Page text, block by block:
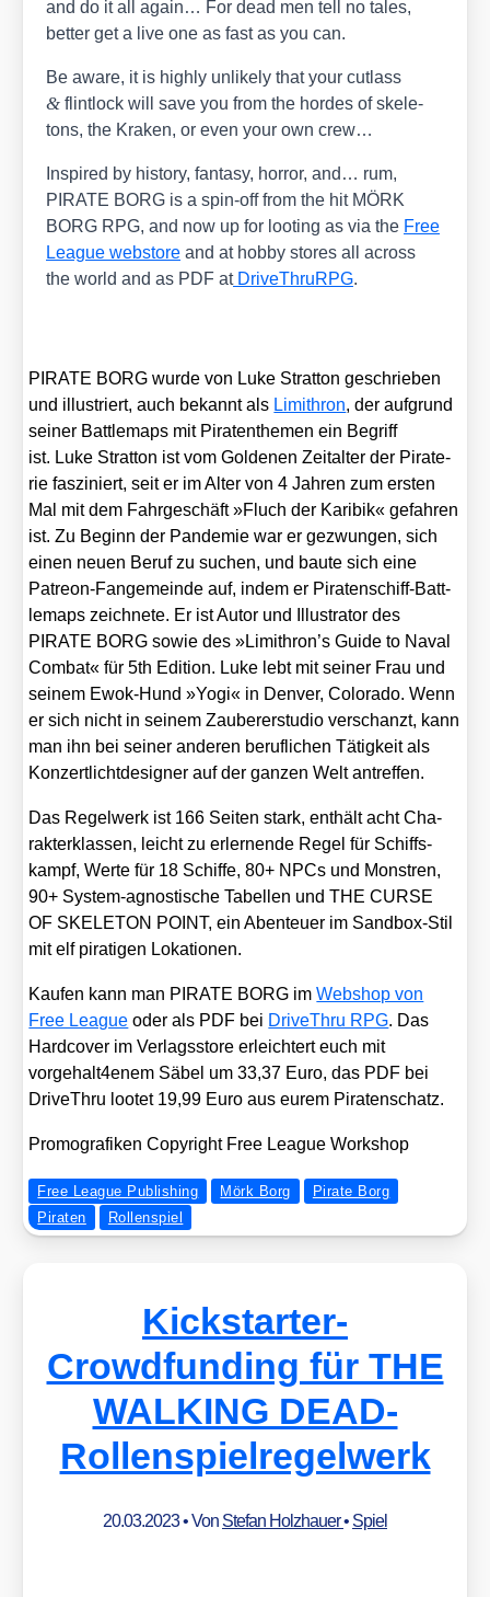
and do it all again… For dead men tell no tales,
bet­ter get a live one as fast as you can.
Be awa­re, it is high­ly unli­kely that your cut­lass
& flint­lock will save you from the hor­des of ske­le­
tons, the Kra­ken, or even your own crew…
Inspi­red by histo­ry, fan­ta­sy, hor­ror, and… rum,
PIRATE BORG is a spin-off from the hit MÖRK
BORG RPG, and now up for loo­ting as via the Free
League webs­to­re and at hob­by stores all across
the world and as PDF atDri­ve­Thr­uRPG.
PIRATE BORG wur­de von Luke Strat­ton geschrie­ben
und illus­triert, auch bekannt als Limi­thron, der auf­grund
sei­ner Batt­le­maps mit Pira­ten­the­men ein Begriff
ist. Luke Strat­ton ist vom Gol­de­nen Zeit­al­ter der Pira­te­
rie fas­zi­niert, seit er im Alter von 4 Jah­ren zum ers­ten
Mal mit dem Fahr­ge­schäft »Fluch der Kari­bik« gefah­ren
ist. Zu Beginn der Pan­de­mie war er gezwun­gen, sich
einen neu­en Beruf zu suchen, und bau­te sich eine
Patre­on-Fan­ge­mein­de auf, indem er Pira­ten­schiff-Batt­
le­maps zeich­ne­te. Er ist Autor und Illus­tra­tor des
PIRATE BORG sowie des »Limithron’s Gui­de to Naval
Com­bat« für 5th Edi­ti­on. Luke lebt mit sei­ner Frau und
sei­nem Ewok-Hund »Yogi« in Den­ver, Colo­ra­do. Wenn
er sich nicht in sei­nem Zau­be­rer­stu­dio ver­schanzt, kann
man ihn bei sei­ner ande­ren beruf­li­chen Tätig­keit als
Kon­zert­licht­de­si­gner auf der gan­zen Welt antref­fen.
Das Regel­werk ist 166 Sei­ten stark, ent­hält acht Cha­
rak­ter­klas­sen, leicht zu erler­nen­de Regel für Schiffs­
kampf, Wer­te für 18 Schif­fe, 80+ NPCs und Mons­tren,
90+ Sys­tem-agnos­ti­sche Tabel­len und THE CURSE
OF SKELETON POINT, ein Aben­teu­er im Sand­box-Stil
mit elf pira­ti­gen Loka­tio­nen.
Kau­fen kann man PIRATE BORG imWeb­shop von
Free League oder als PDF bei Dri­ve­Th­ru RPG. Das
Hard­co­ver im Ver­lags­s­to­re erleich­tert euch mit
vorgehalt4enem Säbel um 33,37 Euro, das PDF bei
Dri­ve­Th­ru loo­tet 19,99 Euro aus eurem Pira­ten­schatz.
Pro­mo­gra­fi­ken Copy­right Free League Work­shop
Free League Publishing Mörk Borg
Pirate Borg
Piraten
Rollenspiel
Kickstarter-
Crowdfunding für THE
WALKING DEAD-
Rollenspielregelwerk
20.03.2023• Von Stefan Holzhauer• Spiel